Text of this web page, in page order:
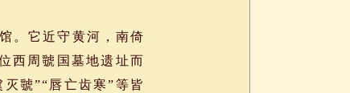
。它近守黄河，南倚
西周虢国墓地遗址而
虢”“唇亡齿寒”等皆